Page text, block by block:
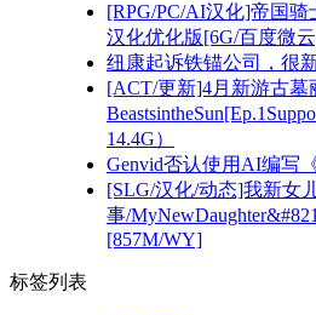
[RPG/PC/AI汉化]帝国骑
汉化优化版[6G/百度微
纽康起诉铁锚公司，很
[ACT/更新]4月新游古墓
14.4G）
Genvid否认使用AI编写
[SLG/汉化/动态]我新女
事/
[857M/WY]
标签列表